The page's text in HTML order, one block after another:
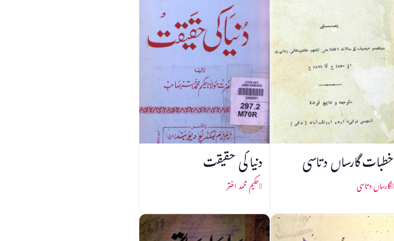
خطبات گارساں دتاسی
گارساں دتاسی
دنیا کی حقیقت
حکیم محمد اختر